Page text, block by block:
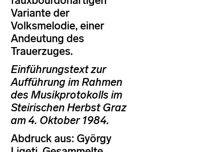
Variante der
Volksmelodie, einer
Andeutung des
Trauerzuges.
Einführungstext zur
Aufführung im Rahmen
des Musikprotokolls im
Steirischen Herbst Graz
am 4. Oktober 1984.
Abdruck aus: György